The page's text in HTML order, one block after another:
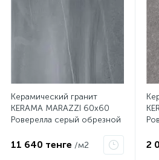
Керамический гранит
KERAMA MARAZZI 60х60
Роверелла серый обрезной
11 640 тенге /м2 2